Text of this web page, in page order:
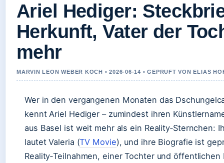
Ariel Hediger:
Herkunft, Vater der
mehr
MARVIN LEON WEBER KOCH • 2026-06-14 • GEPRUFT VON ELIAS
Wer in den vergangenen Monaten das
kennt Ariel Hediger – zumindest ihren
aus Basel ist weit mehr als ein Reality‑Sternchen:
lautet Valeria (TV Movie), und ihre Biografie ist
Reality‑Teilnahmen, einer Tochter und